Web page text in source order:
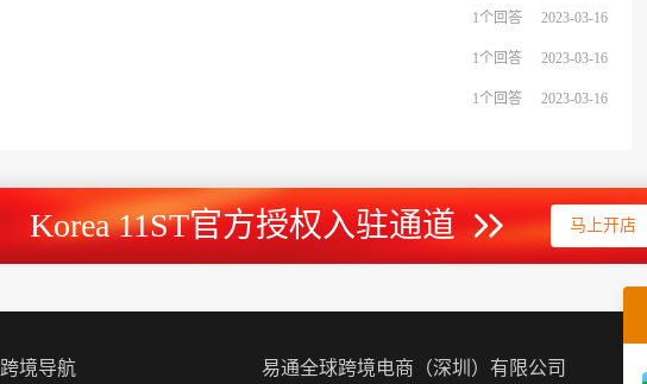
1个回答 2023-03-16
1个回答 2023-03-16
1个回答 2023-03-16
Korea 11ST官方授权入驻通道 马上开店
跨境导航 易通全球跨境电商（深圳）有限公司